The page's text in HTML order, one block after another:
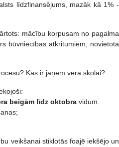
līdzfinansējums, mazāk kā 1% -
mācību korpusam no pagalma
būvniecības atkritumiem, novietota
Kas ir jāņem vērā skolai?
beigām līdz oktobra vidum.
veikšanai stiklotās foajē iekšējo un